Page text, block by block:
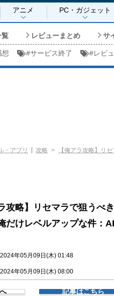
アニメ PC・ガジェット
覧 レビューまとめ サ
想 #サービス終了 #レビ
・アプリ 攻略
【俺アラ攻略】リ
攻略】リセマラで狙うべ
だけレベルアップな件：
年05月09日(木) 01:48
年05月09日(木) 08:00
記事はこちら